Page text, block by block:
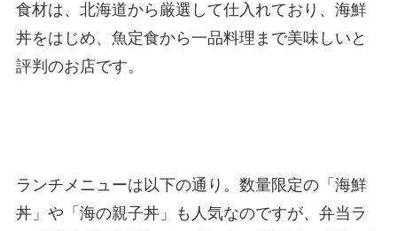
食材は、北海道から厳選して仕入れており、海鮮
丼をはじめ、魚定食から一品料理まで美味しいと
評判のお店です。
ランチメニューは以下の通り。数量限定の「海鮮
丼」や「海の親子丼」も人気なのですが、弁当ラ